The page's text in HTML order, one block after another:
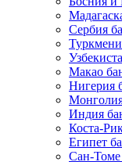
Сербия
Макао
Нигерия
Индия
Коста-
Египет
Сан-